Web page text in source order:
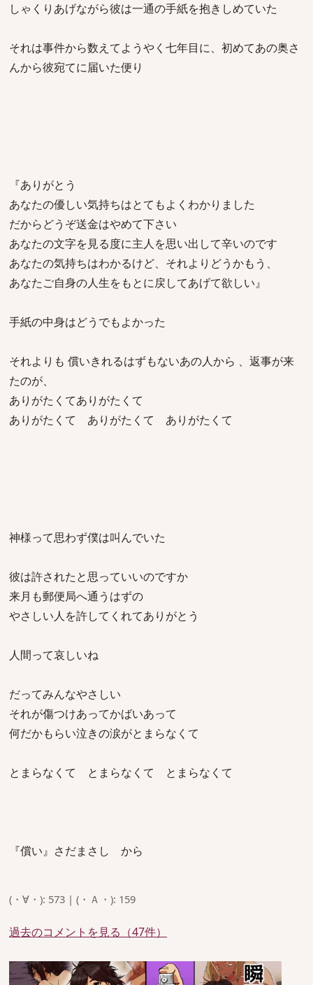
しゃくりあげながら彼は一通の手紙を抱きしめていた
それは事件から数えてようやく七年目に、初めてあの奥さ
んから彼宛てに届いた便り
『ありがとう
あなたの優しい気持ちはとてもよくわかりました
だからどうぞ送金はやめて下さい
あなたの文字を見る度に主人を思い出して辛いのです
あなたの気持ちはわかるけど、それよりどうかもう、
あなたご自身の人生をもとに戻してあげて欲しい』
手紙の中身はどうでもよかった
それよりも 償いきれるはずもないあの人から 、返事が来
たのが、
ありがたくてありがたくて
ありがたくて ありがたくて ありがたくて
神様って思わず僕は叫んでいた
彼は許されたと思っていいのですか
来月も郵便局へ通うはずの
やさしい人を許してくれてありがとう
人間って哀しいね
だってみんなやさしい
それが傷つけあってかばいあって
何だかもらい泣きの涙がとまらなくて
とまらなくて とまらなくて とまらなくて
『償い』さだまさし から
(・∀・): 573 | (・Ａ・): 159
過去のコメントを見る（47件）